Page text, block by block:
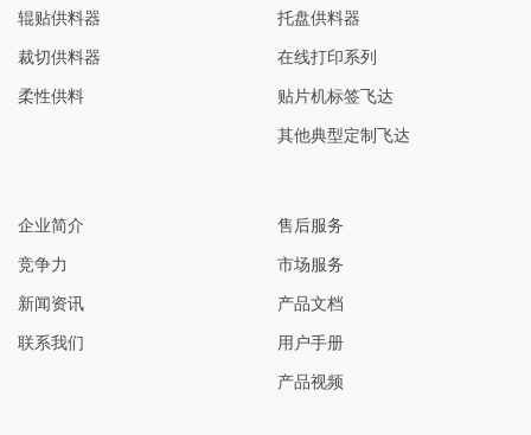
辊贴供料器
裁切供料器
柔性供料
托盘供料器
在线打印系列
贴片机标签飞达
其他典型定制飞达
企业简介
竞争力
新闻资讯
联系我们
售后服务​​
市场服务
产品文档
用户手册
产品视频